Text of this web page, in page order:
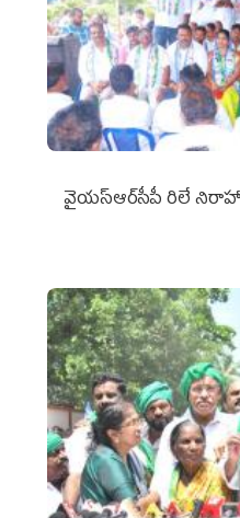
వైయ‌స్ఆర్‌సీపీ రిలే నిరాహార